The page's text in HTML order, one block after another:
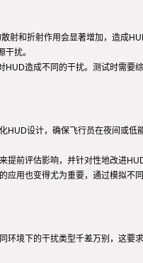
和折射作用会显著增加，造成
扰。
造成不同的干扰。测试时需要
设计，确保飞行员在夜间或低
前评估影响，并针对性地改进HUD
用也变得尤为重要，通过模拟不
境下的干扰类型千差万别，这要